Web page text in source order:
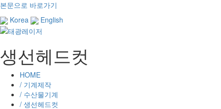
본문으로 바로가기
Korea
English
생선헤드컷
HOME
/ 기계제작
/ 수산물기계
/ 생선헤드컷